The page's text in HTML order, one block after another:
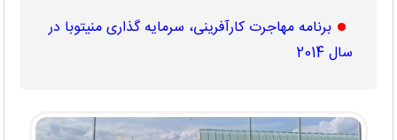
برنامه مهاجرت کارآفرینی، سرمایه گذاری منیتوبا در
سال 2014